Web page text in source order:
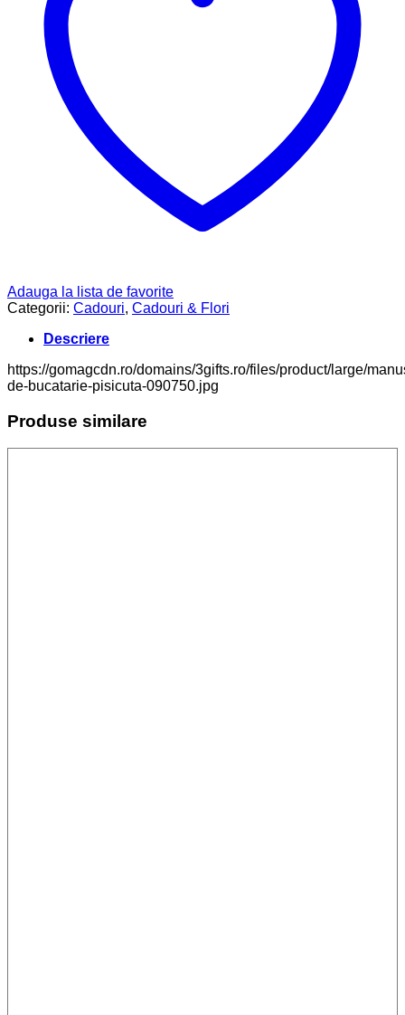
Adauga la lista de favorite
Categorii: Cadouri, Cadouri & Flori
Descriere
https://gomagcdn.ro/domains/3gifts.ro/files/product/large/
de-bucatarie-pisicuta-090750.jpg
Produse similare